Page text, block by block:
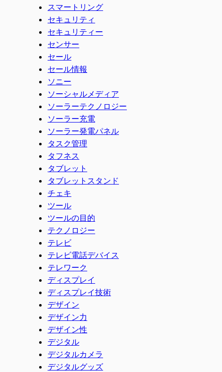
スマートリング
セキュリティ
セキュリティー
センサー
セール
セール情報
ソニー
ソーシャルメディア
ソーラーテクノロジー
ソーラー充電
ソーラー発電パネル
タスク管理
タフネス
タブレット
タブレットスタンド
チェキ
ツール
ツールの目的
テクノロジー
テレビ
テレビ電話デバイス
テレワーク
ディスプレイ
ディスプレイ技術
デザイン
デザイン力
デザイン性
デジタル
デジタルカメラ
デジタルグッズ